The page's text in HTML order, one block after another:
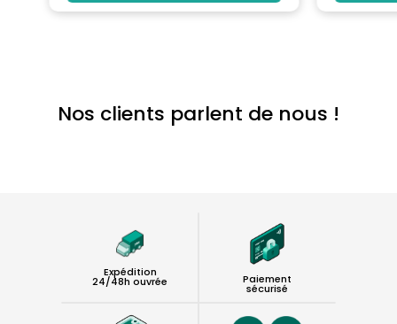
Nos clients parlent de nous !
Expédition
24/48h ouvrée Paiement
sécurisé